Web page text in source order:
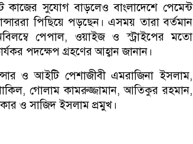
কাজের সুযোগ বাড়লেও বাংলাদেশে পেমেন্ট
পিছিয়ে পড়ছেন। এসময় তারা বর্তমান
পেপাল, ওয়াইজ ও স্ট্রাইপের মতো
পদক্ষেপ গ্রহণের আহ্বান জানান।
ও আইটি পেশাজীবী এমরাজিনা ইসলাম,
গোলাম কামরুজ্জামান, আতিকুর রহমান,
ও সাজিদ ইসলাম প্রমুখ।